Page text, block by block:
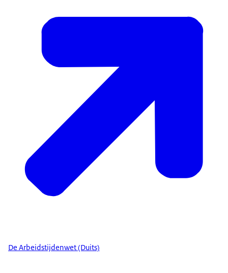
De Arbeidstijdenwet (Duits)